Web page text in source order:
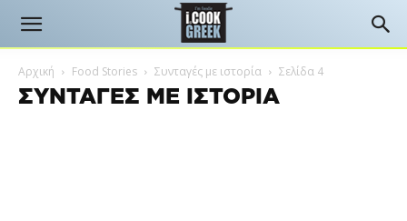
Αρχική Food Stories Συνταγές με ιστορία Σελίδα 4
ΣΥΝΤΑΓΈΣ ΜΕ ΙΣΤΟΡΊΑ